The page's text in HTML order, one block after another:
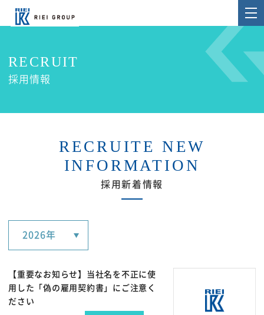
RECRUIT
採用情報
RECRUITE NEW
INFORMATION
採用新着情報
2026年
MORE
【重要なお知らせ】当社名を不正に使
用した「偽の雇用契約書」にご注意く
ださい